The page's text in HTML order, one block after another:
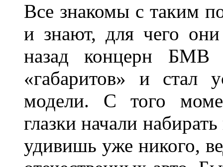
Все знакомы с таким
и знают, для чего
назад концерн БМВ
«габаритов» и стал
модели. С того
глазки начали
удивишь уже никого,